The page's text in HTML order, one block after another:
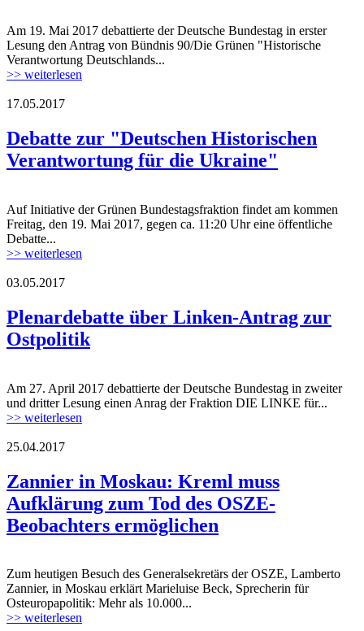
170519_rede_ukraine_histverantw.jpg
Am 19. Mai 2017 debattierte der Deutsche Bundestag in erster
Lesung den Antrag von Bündnis 90/Die Grünen "Historische
Verantwortung Deutschlands...
>> weiterlesen
freundschaftspins-deutschland-ukraine.jpg
17.05.2017
Debatte zur "Deutschen Historischen
Verantwortung für die Ukraine"
freundschaftspins-deutschland-ukraine.jpg
Auf Initiative der Grünen Bundestagsfraktion findet am kommen
Freitag, den 19. Mai 2017, gegen ca. 11:20 Uhr eine öffentliche
Debatte...
>> weiterlesen
170427_plenardebatte_ostpolitik.jpg
03.05.2017
Plenardebatte über Linken-Antrag zur
Ostpolitik
170427_plenardebatte_ostpolitik.jpg
Am 27. April 2017 debattierte der Deutsche Bundestag in zweiter
und dritter Lesung einen Anrag der Fraktion DIE LINKE für...
>> weiterlesen
309291.jpg
25.04.2017
Zannier in Moskau: Kreml muss
Aufklärung zum Tod des OSZE-
Beobachters ermöglichen
309291.jpg
Zum heutigen Besuch des Generalsekretärs der OSZE, Lamberto
Zannier, in Moskau erklärt Marieluise Beck, Sprecherin für
Osteuropapolitik: Mehr als 10.000...
>> weiterlesen